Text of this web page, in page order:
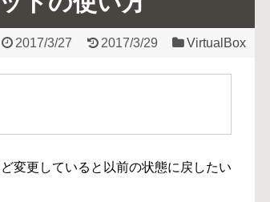
2017/3/27 2017/3/29 VirtualBox
変更していると以前の状態に戻したい